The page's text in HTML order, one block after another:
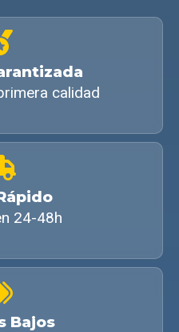
calidad
24-48h
Bajos